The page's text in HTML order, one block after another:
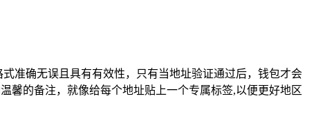
准确无误且具有有效性，只有当地址验证通过后，钱包才会
馨的备注，就像给每个地址贴上一个专属标签,以便更好地区